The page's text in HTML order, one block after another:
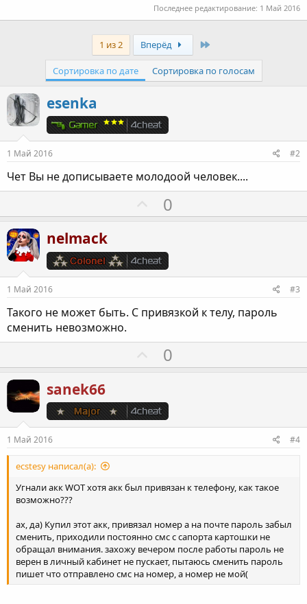
Последнее редактирование: 1 Май 2016
1 из 2 Вперёд
Сортировка по дате Сортировка по голосам
esenka
1 Май 2016 #2
Чет Вы не дописываете молодоой человек....
П
о
и
т
н
г
л
о
с
0
nelmack
1 Май 2016 #3
Такого не может быть. С привязкой к телу, пароль
сменить невозможно.
П
о
и
т
ы
г
о
л
о
с
0
sanek66
1 Май 2016 #4
ecstesy написал(а):
Угнали акк WOT хотя акк был привязан к телефону, как такое
возможно???
ах, да) Купил этот акк, привязал номер а на почте пароль забыл
сменить, приходили постоянно смс с сапорта картошки не
обращал внимания. захожу вечером после работы пароль не
верен в личный кабинет не пускает, пытаюсь сменить пароль
пишет что отправлено смс на номер, а номер не мой(